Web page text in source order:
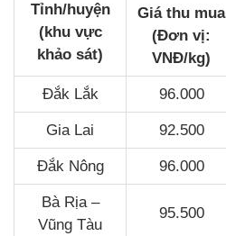
Tỉnh/huyện
(khu vực
khảo sát)
Giá thu mua
(Đơn vị:
VNĐ/kg)
Đắk Lắk 96.000
Gia Lai 92.500
Đắk Nông 96.000
Bà Rịa –
Vũng Tàu
95.500